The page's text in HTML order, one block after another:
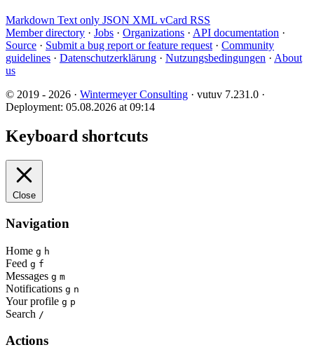
Markdown Text only JSON XML vCard RSS
Member directory · Jobs · Organizations · API documentation ·
Source · Submit a bug report or feature request · Community
guidelines · Datenschutzerklärung · Nutzungsbedingungen · About
us
© 2019 - 2026 · Wintermeyer Consulting · vutuv 7.231.0 ·
Deployment: 05.08.2026 at 09:14
Keyboard shortcuts
Close
Navigation
Home g h
Feed g f
Messages g m
Notifications g n
Your profile g p
Search /
Actions